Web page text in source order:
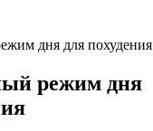
режим дня